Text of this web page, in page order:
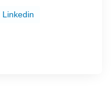
Linkedin